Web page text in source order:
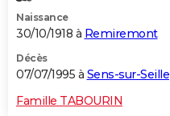
Naissance
30/10/1918 à Remiremont
Décès
07/07/1995 à Sens-sur-Seille
Famille TABOURIN